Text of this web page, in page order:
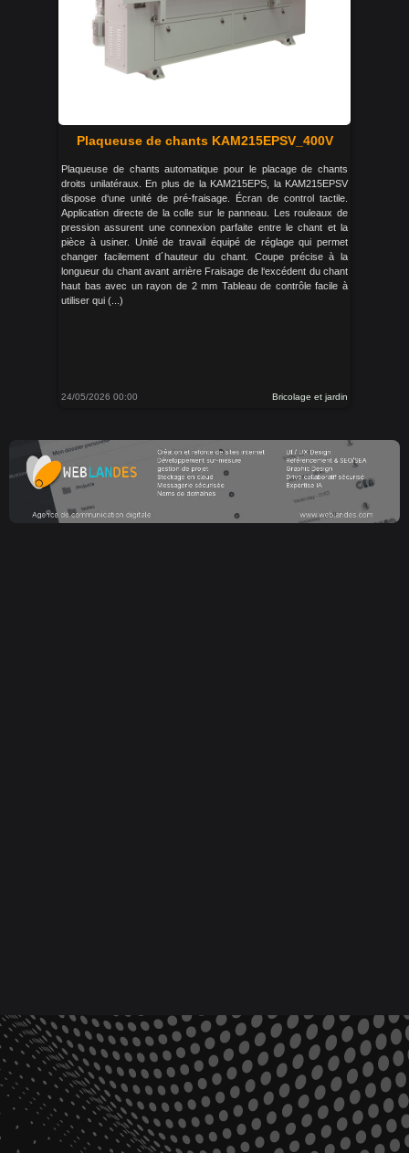
Plaqueuse de chants KAM215EPSV_400V
Plaqueuse de chants automatique pour le placage de chants
droits unilatéraux. En plus de la KAM215EPS, la KAM215EPSV
dispose d‘une unité de pré-fraisage. Écran de control tactile.
Application directe de la colle sur le panneau. Les rouleaux de
pression assurent une connexion parfaite entre le chant et la
pièce à usiner. Unité de travail équipé de réglage qui permet
changer facilement d´hauteur du chant. Coupe précise à la
longueur du chant avant arrière Fraisage de l‘excédent du chant
haut bas avec un rayon de 2 mm Tableau de contrôle facile à
utiliser qui (...)
24/05/2026 00:00 Bricolage et jardin